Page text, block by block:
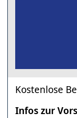
Kostenlose
Infos zur